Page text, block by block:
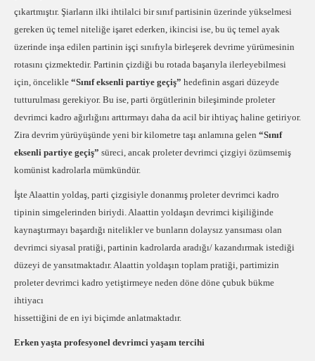
çıkartmıştır. Şiarların ilki ihtilalci bir sınıf partisinin üzerinde yükselmesi
gereken üç temel niteliğe işaret ederken, ikincisi ise, bu üç temel ayak
üzerinde inşa edilen partinin işçi sınıfıyla birleşerek devrime yürümesinin
rotasını çizmektedir. Partinin çizdiği bu rotada başarıyla ilerleyebilmesi
için, öncelikle “Sınıf eksenli partiye geçiş” hedefinin asgari düzeyde
tutturulması gerekiyor. Bu ise, parti örgütlerinin bileşiminde proleter
devrimci kadro ağırlığını arttırmayı daha da acil bir ihtiyaç haline getiriyor.
Zira devrim yürüyüşünde yeni bir kilometre taşı anlamına gelen “Sınıf
eksenli partiye geçiş” süreci, ancak proleter devrimci çizgiyi özümsemiş
komünist kadrolarla mümkündür.
İşte Alaattin yoldaş, parti çizgisiyle donanmış proleter devrimci kadro
tipinin simgelerinden biriydi. Alaattin yoldaşın devrimci kişiliğinde
kaynaştırmayı başardığı nitelikler ve bunların dolaysız yansıması olan
devrimci siyasal pratiği, partinin kadrolarda aradığı/ kazandırmak istediği
düzeyi de yansıtmaktadır. Alaattin yoldaşın toplam pratiği, partimizin
proleter devrimci kadro yetiştirmeye neden döne döne çubuk bükme
ihtiyacı
hissettiğini de en iyi biçimde anlatmaktadır.
Erken yaşta profesyonel devrimci yaşam tercihi